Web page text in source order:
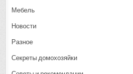
Мебель
Новости
Разное
Секреты домохозяйки